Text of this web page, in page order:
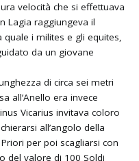
velocità che si effettuava
Lagia raggiungeva il
i milites e gli equites,
da un giovane
di circa sei metri
all’Anello era invece
Vicarius invitava coloro
all’angolo della
per poi scagliarsi con
del valore di 100 Soldi